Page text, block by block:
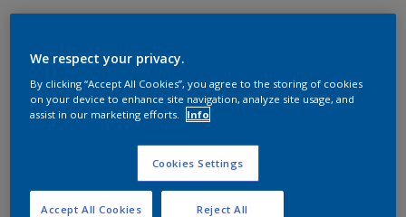
1L
10L
Legg i handleliste
Lagre i dine prosjekter Finn en forhandler
We respect your privacy.
By clicking “Accept All Cookies”, you agree to the storing of cookies
on your device to enhance site navigation, analyze site usage, and
assist in our marketing efforts.
Info
Cookies Settings
Reject All
Accept All Cookies